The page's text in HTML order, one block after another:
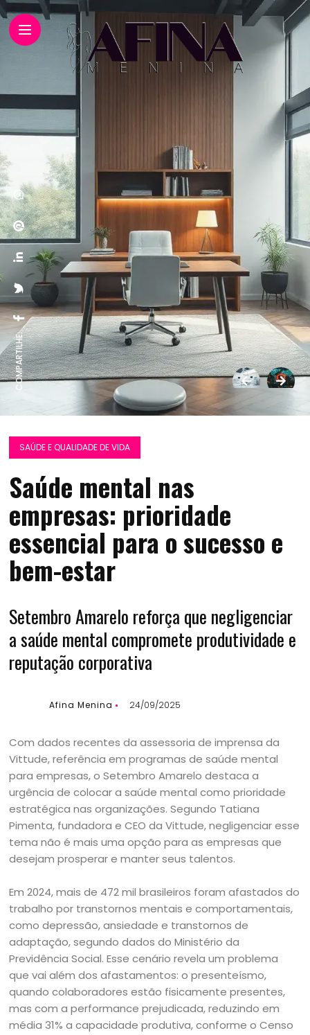
COMPARTILHE:
SAÚDE E QUALIDADE DE VIDA
Saúde mental nas
empresas: prioridade
essencial para o sucesso e
bem-estar
Setembro Amarelo reforça que negligenciar
a saúde mental compromete produtividade e
reputação corporativa
Afina Menina 24/09/2025
Com dados recentes da assessoria de imprensa da
Vittude, referência em programas de saúde mental
para empresas, o Setembro Amarelo destaca a
urgência de colocar a saúde mental como prioridade
estratégica nas organizações. Segundo Tatiana
Pimenta, fundadora e CEO da Vittude, negligenciar esse
tema não é mais uma opção para as empresas que
desejam prosperar e manter seus talentos.
Em 2024, mais de 472 mil brasileiros foram afastados do
trabalho por transtornos mentais e comportamentais,
como depressão, ansiedade e transtornos de
adaptação, segundo dados do Ministério da
Previdência Social. Esse cenário revela um problema
que vai além dos afastamentos: o presenteísmo,
quando colaboradores estão fisicamente presentes,
mas com a performance prejudicada, reduzindo em
média 31% a capacidade produtiva, conforme o Censo